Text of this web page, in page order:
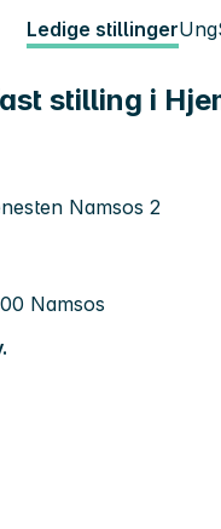
Ledige stillingerUng
stilling i
Namsos 2
Namsos